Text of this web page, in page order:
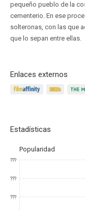
pequeño pueblo de la
cementerio. En ese
solteronas, con las que
que lo sepan entre ellas.
Enlaces externos
Estadísticas
Popularidad
???
???
???